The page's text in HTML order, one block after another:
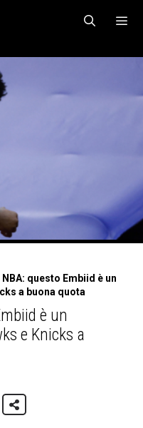
questo Embiid è un
a buona quota
è un
e Knicks a